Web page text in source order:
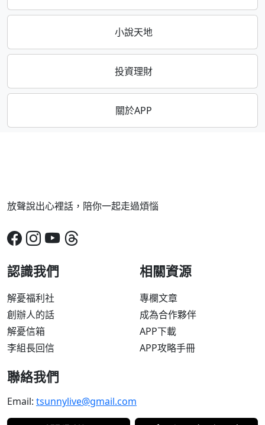
小說天地
投資理財
關於APP
放聲說出心裡話，陪你一起走過煩惱
認識我們
解憂福利社
創辦人的話
解憂信箱
李組長回信
相關資源
專欄文章
成為合作夥伴
APP下載
APP攻略手冊
聯絡我們
Email: tsunnylive@gmail.com